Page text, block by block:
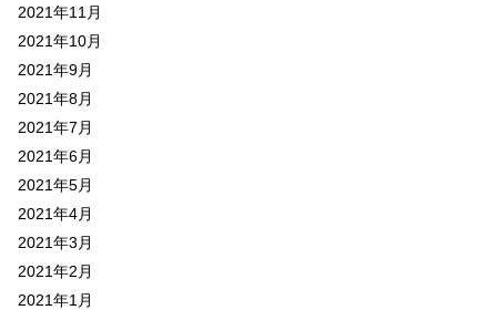
2021年11月
2021年10月
2021年9月
2021年8月
2021年7月
2021年6月
2021年5月
2021年4月
2021年3月
2021年2月
2021年1月